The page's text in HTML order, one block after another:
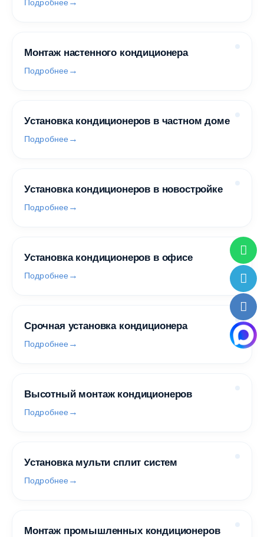
Подробнее
Монтаж настенного кондиционера
Подробнее
Установка кондиционеров в частном доме
Подробнее
Установка кондиционеров в новостройке
Подробнее
Установка кондиционеров в офисе
Подробнее
Срочная установка кондиционера
Подробнее
Высотный монтаж кондиционеров
Подробнее
Установка мульти сплит систем
Подробнее
Монтаж промышленных кондиционеров